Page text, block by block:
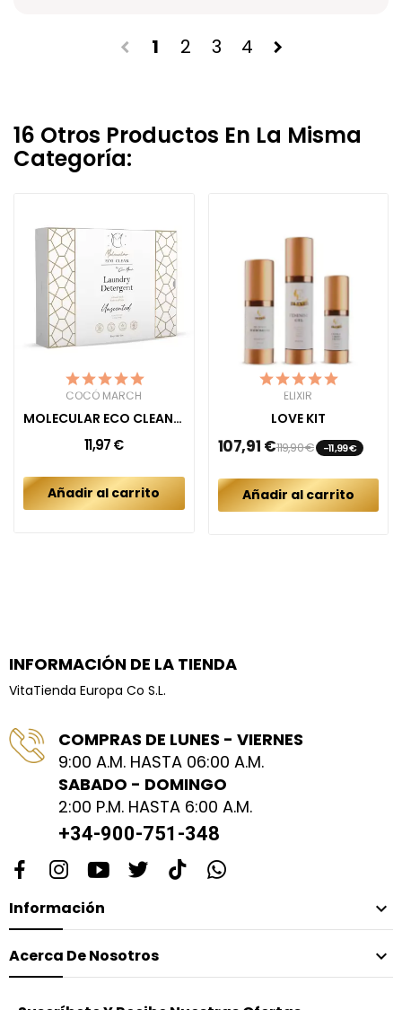
chevron_left 1 2 3 4 chevron_right
16 Otros Productos En La Misma
Categoría:
COCÓ MARCH
MOLECULAR ECO CLEAN DETERGENT UNSCENTED
11,97 €
Añadir al carrito
ELIXIR
LOVE KIT
107,91 €119,90 € -11,99 €
Añadir al carrito
INFORMACIÓN DE LA TIENDA
VitaTienda Europa Co S.L.
COMPRAS DE LUNES - VIERNES
9:00 A.M. HASTA 06:00 A.M.
SABADO - DOMINGO
2:00 P.M. HASTA 6:00 A.M.
+34-900-751-348
Información 
Acerca De Nosotros 